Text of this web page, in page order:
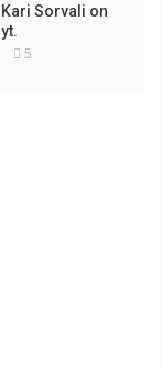
Sorvali on
5